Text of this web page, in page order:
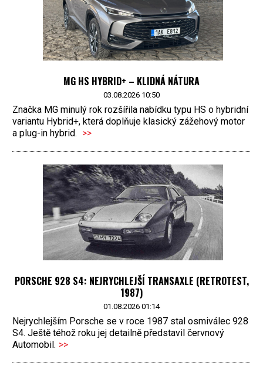
MG HS HYBRID+ – KLIDNÁ NÁTURA
03.08.2026 10:50
Značka MG minulý rok rozšířila nabídku typu HS o hybridní
variantu Hybrid+, která doplňuje klasický zážehový motor
a plug-in hybrid. >>
PORSCHE 928 S4: NEJRYCHLEJŠÍ TRANSAXLE (RETROTEST,
1987)
01.08.2026 01:14
Nejrychlejším Porsche se v roce 1987 stal osmiválec 928
S4. Ještě téhož roku jej detailně představil červnový
Automobil. >>